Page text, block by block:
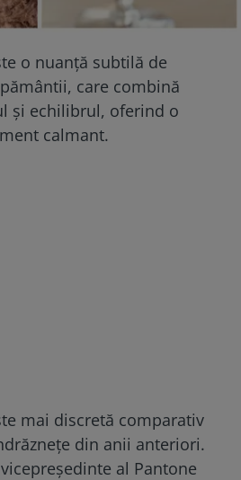
o nuanță subtilă de
care combină
și echilibrul, oferind o
calmant.
mai discretă comparativ
din anii anteriori.
al Pantone